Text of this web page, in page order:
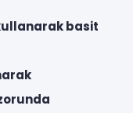
basit